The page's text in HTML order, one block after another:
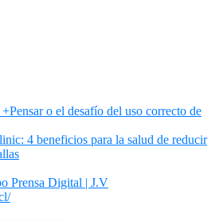
o el desafío del uso correcto de
4 beneficios para la salud de reducir
Prensa Digital | J.V